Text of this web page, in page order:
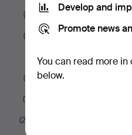
(5)
(6)
(5)
(11)
(22)
Develop and
Promote news
You can read more in
below.